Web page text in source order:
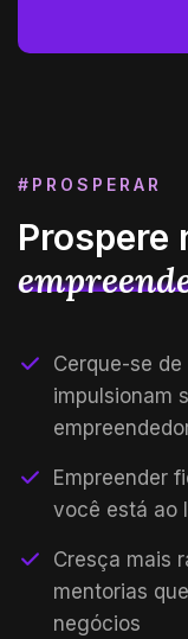
#PROSPERAR
Prospere
Cerque-se
impulsionam
Empreender
você está ao
Cresça mais
mentorias
negócios